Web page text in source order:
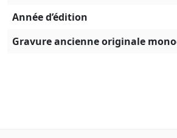
Année d’édition
Gravure ancienne originale